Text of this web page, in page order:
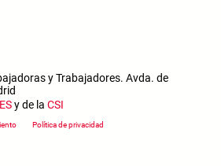
y Trabajadores. Avda. de
y de la CSI
Política de privacidad